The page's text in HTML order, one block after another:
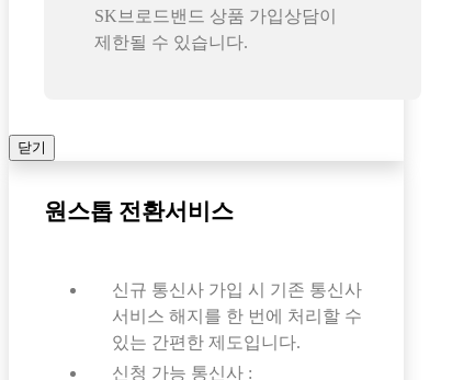
SK브로드밴드 상품 가입상담이
제한될 수 있습니다.
닫기
원스톱 전환서비스
신규 통신사 가입 시 기존 통신사
서비스 해지를 한 번에 처리할 수
있는 간편한 제도입니다.
신청 가능 통신사 :